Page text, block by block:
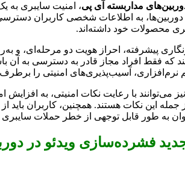
مداربسته آی پی، امنیت سایبری به
دوربین‌ها، به اطلاعات شخصی کاربران
محصولات خود داشته‌اند.
پیشرفته، احراز هویت دو مرحله‌ای، و
که فقط افراد مجاز قادر به دسترسی به آن
آسیب‌پذیری‌های امنیتی را
نیز می‌توانند با رعایت نکات امنیتی، به افزایش
این نکات هستند. همچنین، کاربران
به طور قابل توجهی از خطر حملات سایبری
جدید فشرده‌سازی ویدئو در